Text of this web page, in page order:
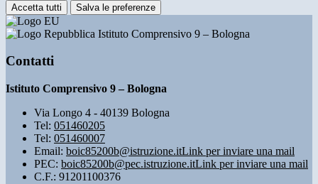
Accetta tutti Salva le preferenze
Istituto Comprensivo 9 – Bologna
Contatti
Istituto Comprensivo 9 – Bologna
Via Longo 4 - 40139 Bologna
Tel: 051460205
Tel: 051460007
Email: boic85200b@istruzione.itLink per inviare una mail
PEC: boic85200b@pec.istruzione.itLink per inviare una mail
C.F.: 91201100376